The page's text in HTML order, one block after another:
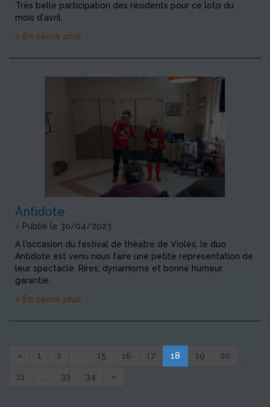
Très belle participation des résidents pour ce loto du
mois d'avril.
> En savoir plus
Antidote
> Publié le 30/04/2023
A l'occasion du festival de théatre de Violès, le duo
Antidote est venu nous faire une petite representation de
leur spectacle. Rires, dynamisme et bonne humeur
garantie.
> En savoir plus
« 1 2 ... 15 16 17 18 19
20
21
... 33 34 »